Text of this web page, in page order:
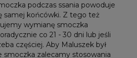
podczas ssania powoduje
samej końcówki. Z tego też
wymianę smoczka
co 21 - 30 dni lub jeśli
częściej. Aby Maluszek był
smoczka zalecamy stosowania